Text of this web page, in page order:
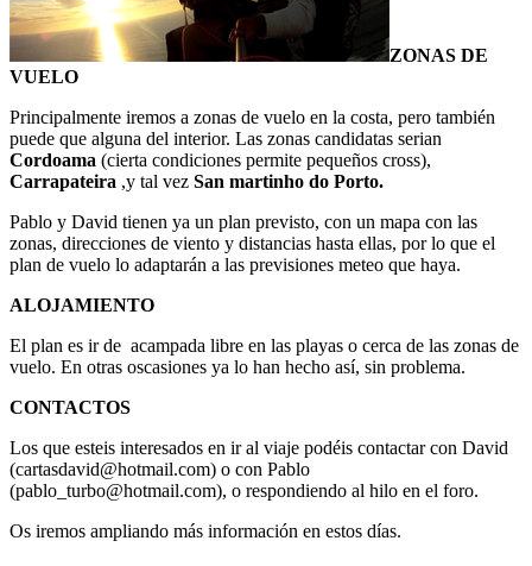
ZONAS DE
VUELO
Principalmente iremos a zonas de vuelo en la costa, pero también
puede que alguna del interior. Las zonas candidatas serian
Cordoama (cierta condiciones permite pequeños cross),
Carrapateira ,y tal vez San martinho do Porto.
Pablo y David tienen ya un plan previsto, con un mapa con las
zonas, direcciones de viento y distancias hasta ellas, por lo que el
plan de vuelo lo adaptarán a las previsiones meteo que haya.
ALOJAMIENTO
El plan es ir de acampada libre en las playas o cerca de las zonas de
vuelo. En otras oscasiones ya lo han hecho así, sin problema.
CONTACTOS
Los que esteis interesados en ir al viaje podéis contactar con David
(cartasdavid@hotmail.com) o con Pablo
(pablo_turbo@hotmail.com), o respondiendo al hilo en el foro.
Os iremos ampliando más información en estos días.